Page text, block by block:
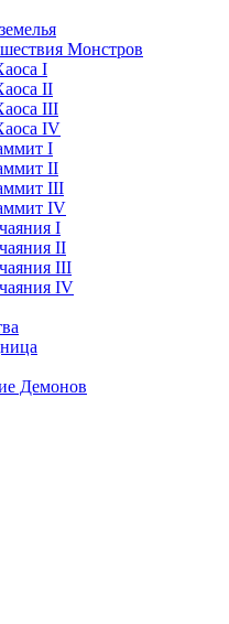
Монстров
I
II
III
IV
I
II
III
IV
I
II
III
IV
Демонов